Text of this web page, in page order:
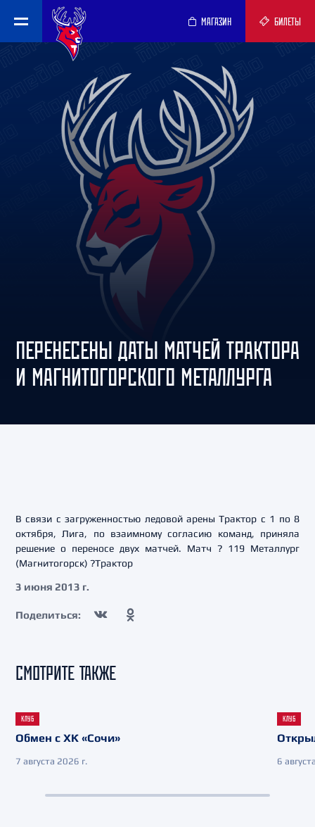
МАГАЗИН БИЛЕТЫ
ПЕРЕНЕСЕНЫ ДАТЫ МАТЧЕЙ ТРАКТОРА
И МАГНИТОГОРСКОГО МЕТАЛЛУРГА
В связи с загруженностью ледовой арены Трактор с 1 по 8
октября, Лига, по взаимному согласию команд, приняла
решение о переносе двух матчей. Матч ? 119 Металлург
(Магнитогорск) ?Трактор
3 июня 2013 г.
Поделиться:
СМОТРИТЕ ТАКЖЕ
КЛУБ
Обмен с ХК «Сочи»
7 августа 2026 г.
КЛУБ
6